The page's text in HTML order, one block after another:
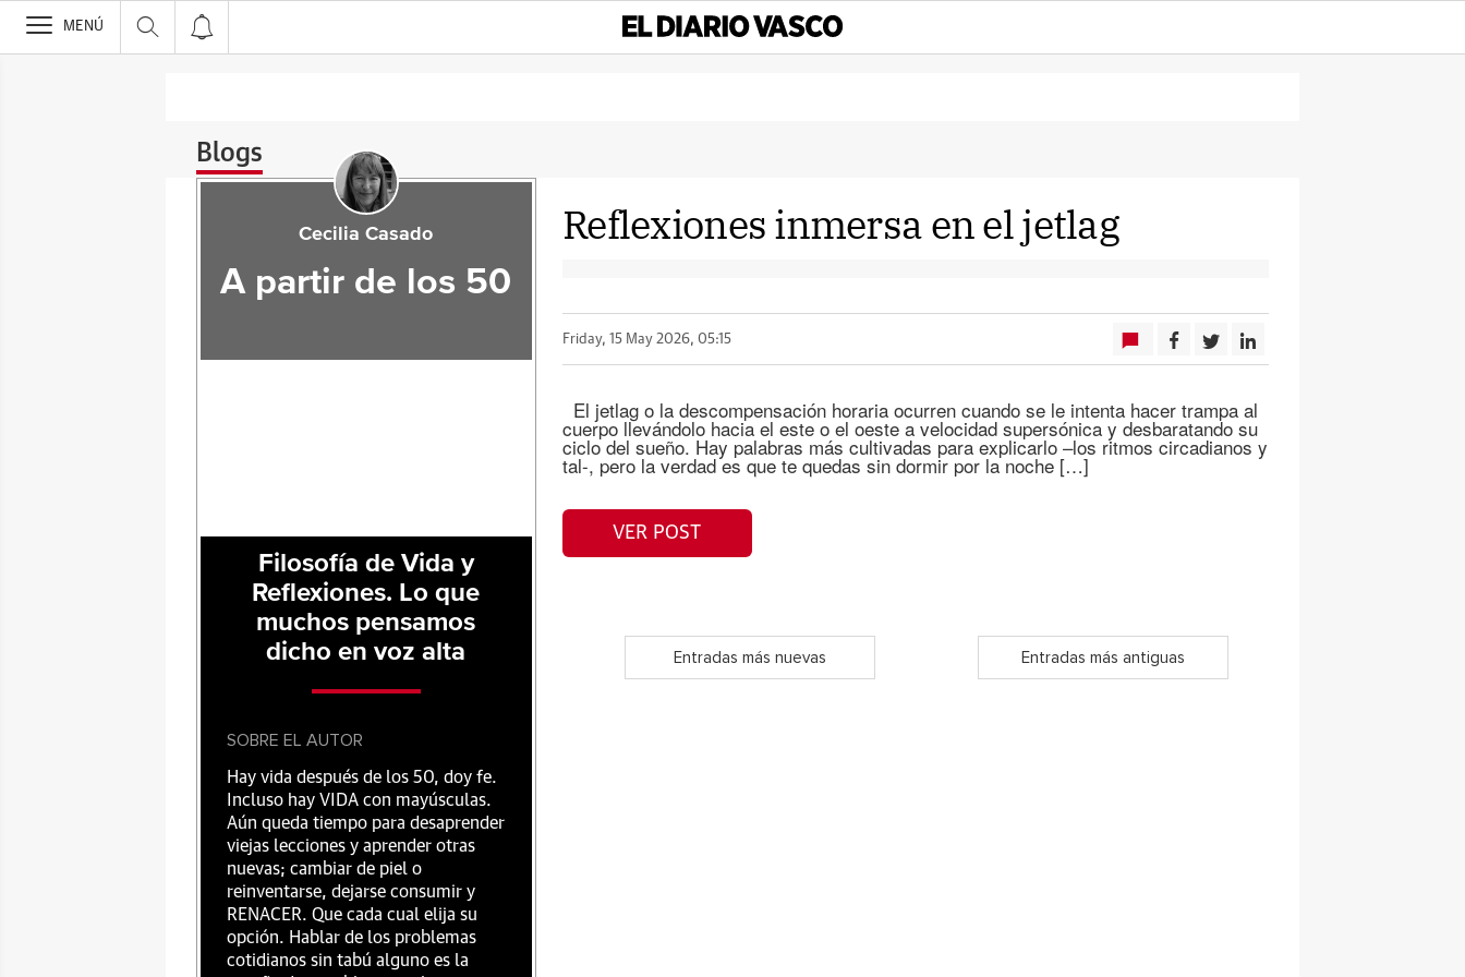
>
MENÚ
Blogs
Reflexiones inmersa en el jetlag
Friday, 15 May 2026, 05:15
El jetlag o la descompensación horaria ocurren cuando se le intenta hacer trampa al
cuerpo llevándolo hacia el este o el oeste a velocidad supersónica y desbaratando su
ciclo del sueño. Hay palabras más cultivadas para explicarlo –los ritmos circadianos y
tal-, pero la verdad es que te quedas sin dormir por la noche […]
VER POST
Entradas más nuevas Entradas más antiguas
Cecilia Casado
A partir de los 50
Filosofía de Vida y
Reflexiones. Lo que
muchos pensamos
dicho en voz alta
SOBRE EL AUTOR
Hay vida después de los 50, doy fe.
Incluso hay VIDA con mayúsculas.
Aún queda tiempo para desaprender
viejas lecciones y aprender otras
nuevas; cambiar de piel o
reinventarse, dejarse consumir y
RENACER. Que cada cual elija su
opción. Hablar de los problemas
cotidianos sin tabú alguno es la